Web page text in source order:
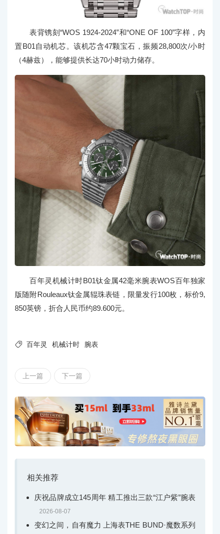
表背镌刻“WOS 1924-2024”和“ONE OF 100”字样，内
置B01自动机芯。该机芯含47颗宝石，振频28,800次/小时
（4赫兹），能够提供长达70小时动力储存。
百年灵机械计时B01钛金属42毫米腕表WOS百年独家
版随附Rouleaux钛金属辊珠表链，限量发行100枚，标价9,
850英镑，折合人民币约89.600元。
 百年灵 机械计时 腕表
上一篇 下一篇
相关推荐
庆祝品牌成立145周年 精工推出三款“江户紫”腕表
2026-08-07
变幻之间，自有魔力 上海表THE BUND·魔数系列